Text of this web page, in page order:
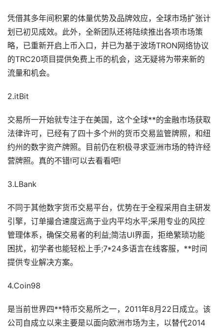
凭借其多年间积累的体量优势及品牌效应，全球市场扩张计
划已初见成效。此外，全新团队还将陆续推出各项市场策
略，已重新开启上币入口，并已为基于波场TRON网络协议
的TRC20项目提供免费上币的机会，这无疑将为带来新的
流量和机会。
2.itBit
交易所一开始就专注于在美国，这个全球**的金融市场获取
法律许可，已经有了四十多个州的货币交易监管牌照，和纽
约州的数字资产牌照。目前仍在积极寻求亚洲市场的特许经
营牌照。真的不错!可以去看看吧!
3.LBank
不同于其他数字货币交易平台，优势在于全程采用自主研发
引擎，订单撮合速度远高于业内平均水平;采用专业的风控
管理体系，确保交易者的利益;简洁UI界面，拒绝繁琐功能
困扰，初学者也能轻松上手;7*24多语言在线客服，**时间
提供专业解决方案。
4.Coin98
是当前世界四**特币交易所之一，2011年8月22日成立。该
公司自成立以来主要是以面向欧洲市场为主，以替代2014